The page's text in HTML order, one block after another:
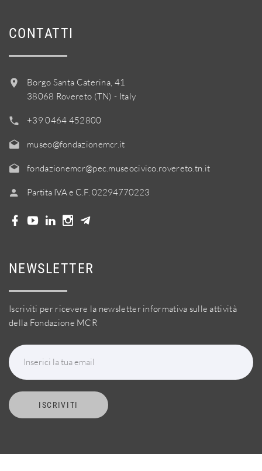
CONTATTI
Borgo Santa Caterina, 41
38068 Rovereto (TN) - Italy
+39 0464 452800
museo@fondazionemcr.it
fondazionemcr@pec.museocivico.rovereto.tn.it
Partita IVA e C.F. 02294770223
NEWSLETTER
Iscriviti per ricevere la newsletter informativa sulle attività
della Fondazione MCR
Inserici la tua email
ISCRIVITI